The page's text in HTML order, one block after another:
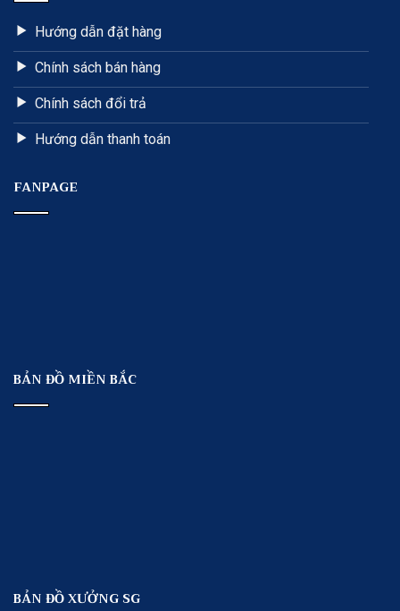
Hướng dẫn đặt hàng
Chính sách bán hàng
Chính sách đổi trả
Hướng dẫn thanh toán
FANPAGE
BẢN ĐỒ MIỀN BẮC
BẢN ĐỒ XƯỞNG SG